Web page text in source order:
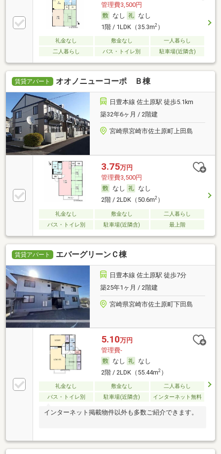
管理費3,500円
なし
なし
1階 / 1LDK（35.3m2）
礼金なし 敷金なし
一人暮らし
二人暮らし
バス・トイレ別 駐車場(近隣含)
賃貸アパート オオノニューコーポ Ｂ棟
日豊本線 佐土原駅 徒歩5.1km
築32年6ヶ月 / 2階建
宮崎県宮崎市佐土原町上田島
3.75万円
管理費3,500円
なし
なし
2階 / 2LDK（50.6m2）
礼金なし 敷金なし
二人暮らし
バス・トイレ別
駐車場(近隣含) 最上階
賃貸アパート エバーグリーンＣ棟
日豊本線 佐土原駅 徒歩7分
築25年1ヶ月 / 2階建
宮崎県宮崎市佐土原町下田島
5.10万円
管理費-
なし
なし
2階 / 2LDK（55.44m2）
礼金なし 敷金なし
二人暮らし
バス・トイレ別
駐車場(近隣含) インターネット無料
インターネット掲載物件以外も多数ご紹介できます。